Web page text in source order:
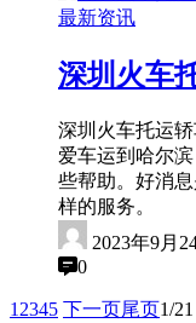
最新资讯
深圳火车
深圳火车托运
爱车运到哈尔
些帮助。好消
样的服务。
2023年9月
0
1 2345 下一页尾页1/21